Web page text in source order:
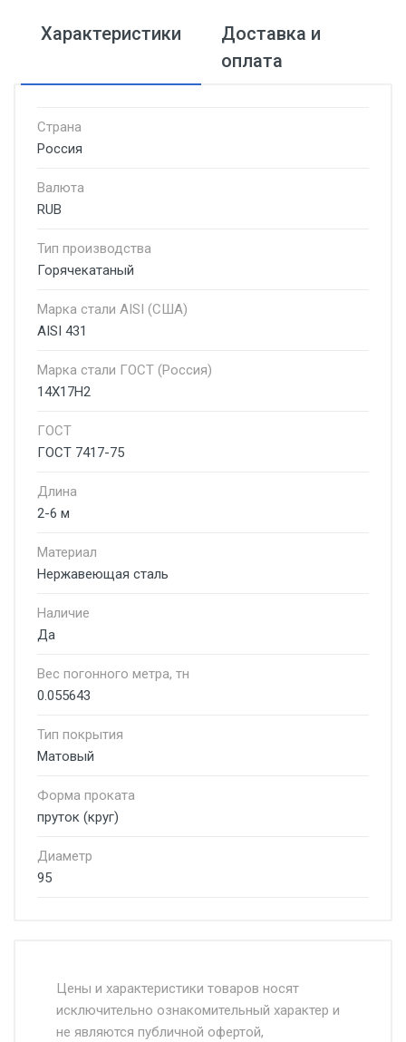
Характеристики
Доставка и
оплата
Страна
Россия
Валюта
RUB
Тип производства
Горячекатаный
Марка стали AISI (США)
AISI 431
Марка стали ГОСТ (Россия)
14Х17Н2
ГОСТ
ГОСТ 7417-75
Длина
2-6 м
Материал
Нержавеющая сталь
Наличие
Да
Вес погонного метра, тн
0.055643
Тип покрытия
Матовый
Форма проката
пруток (круг)
Диаметр
95
Москве и Московской области.
Доставка осуществляется собственным и
Цены и характеристики товаров носят
исключительно ознакомительный характер и
не являются публичной офертой,